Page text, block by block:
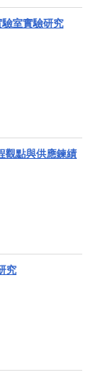
室實驗研究
觀點與供應鍊績
究